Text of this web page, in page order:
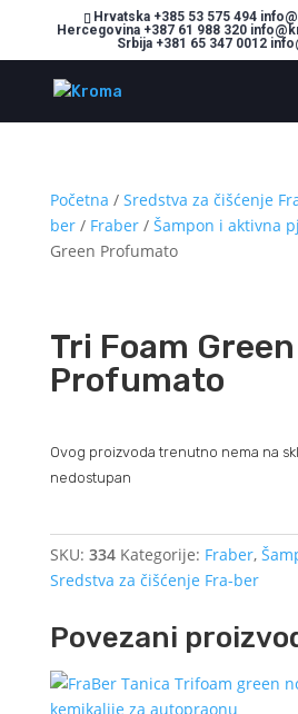
Hrvatska +385 53 575 494
Hercegovina +387 61 988 320
Srbija +381 65 347 0012
Početna / Sredstva za čišćenje
ber/ Fraber/ Šampon i aktivna
Green Profumato
Tri Foam Green
Profumato
Ovog proizvoda trenutno nema na
nedostupan
SKU: 334 Kategorije: Fraber,
Sredstva za čišćenje Fra-ber
Povezani